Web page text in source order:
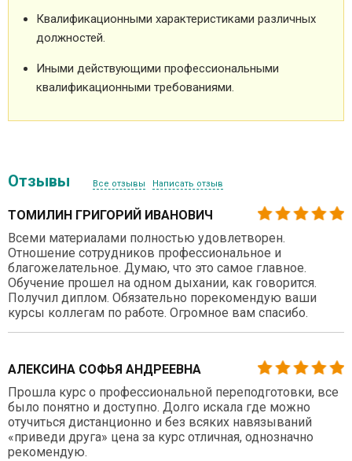
Квалификационными характеристиками различных
должностей.
Иными действующими профессиональными
квалификационными требованиями.
Отзывы Все отзывы Написать отзыв
ТОМИЛИН ГРИГОРИЙ ИВАНОВИЧ
Всеми материалами полностью удовлетворен.
Отношение сотрудников профессиональное и
благожелательное. Думаю, что это самое главное.
Обучение прошел на одном дыхании, как говорится.
Получил диплом. Обязательно порекомендую ваши
курсы коллегам по работе. Огромное вам спасибо.
АЛЕКСИНА СОФЬЯ АНДРЕЕВНА
Прошла курс о профессиональной переподготовки, все
было понятно и доступно. Долго искала где можно
отучиться дистанционно и без всяких навязываний
«приведи друга» цена за курс отличная, однозначно
рекомендую.